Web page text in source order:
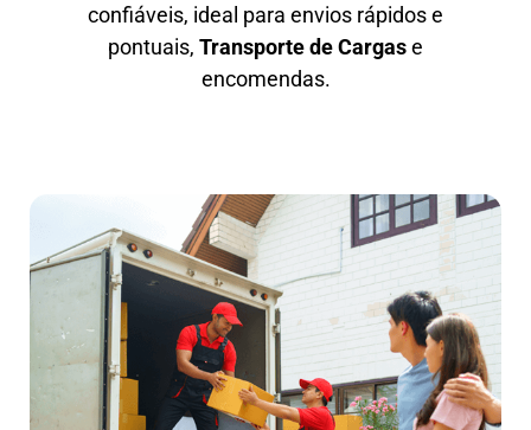
confiáveis, ideal para envios rápidos e
pontuais, Transporte de Cargase
encomendas.